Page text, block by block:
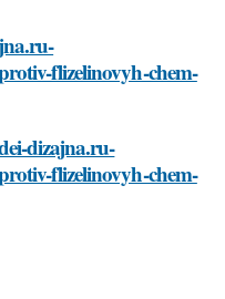
flizelinovyh-chem-
dizajna.ru-
flizelinovyh-chem-